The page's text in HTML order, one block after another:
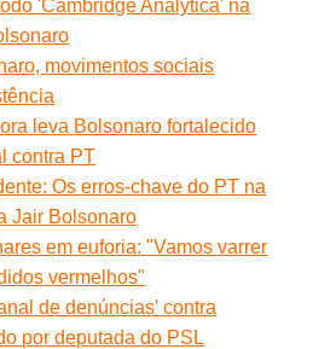
'Cambridge Analytica' na
movimentos sociais
leva Bolsonaro fortalecido
contra PT
Os erros-chave do PT na
Jair Bolsonaro
em euforia: "Vamos varrer
vermelhos"
de denúncias' contra
por deputada do PSL